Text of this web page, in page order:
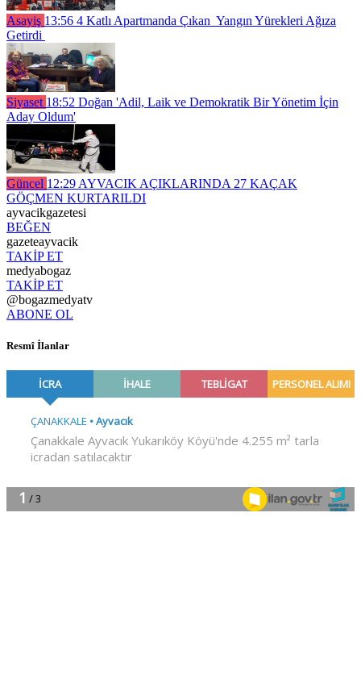
Asayiş 13:56 4 Katlı Apartmanda Çıkan Yangın Yürekleri Ağıza
Getirdi
Siyaset 18:52 Doğan 'Adil, Laik ve Demokratik Bir Yönetim İçin
Aday Oldum'
Güncel 12:29 AYVACIK AÇIKLARINDA 27 KAÇAK
GÖÇMEN KURTARILDI
ayvacikgazetesi
BEĞEN
gazeteayvacik
TAKİP ET
medyabogaz
TAKİP ET
@bogazmedyatv
ABONE OL
Resmî İlanlar